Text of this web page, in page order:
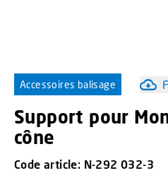
Accessoires balisage
Support pour
cône
Code article: N-292 032-3